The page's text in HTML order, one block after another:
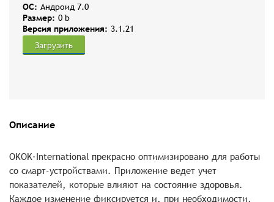
OC: Андроид 7.0
Размер: 0 b
Версия приложения: 3.1.21
Загрузить
Описание
OKOK·International прекрасно оптимизировано для работы
со смарт-устройствами. Приложение ведет учет
показателей, которые влияют на состояние здоровья.
Каждое изменение фиксируется и, при необходимости,